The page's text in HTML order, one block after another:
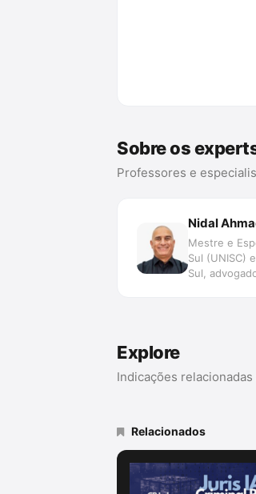
Sobre os
Professores e
Nidal
Mestre e
Sul (UNISC)
Sul,
Explore
Indicações
Relacionados